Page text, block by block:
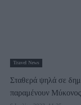
Travel News
Σταθερά ψηλά σε
παραμένουν Μύκονος